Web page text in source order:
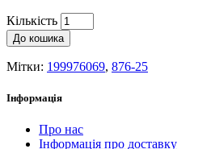
Кількість
До кошика
Мітки: 199976069, 876-25
Інформація
Про нас
Інформація про доставку